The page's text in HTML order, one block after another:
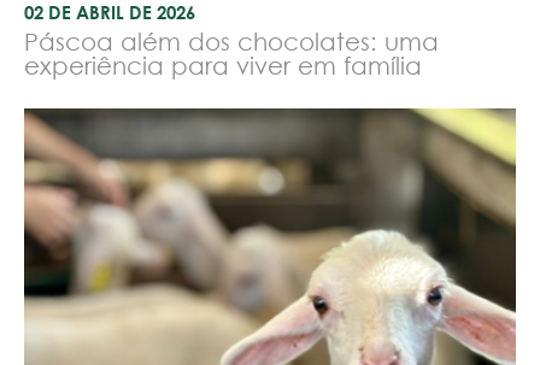
02 DE ABRIL DE 2026
Páscoa além dos chocolates: uma
experiência para viver em família